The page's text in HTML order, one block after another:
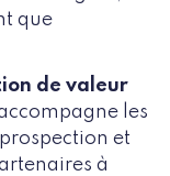
que
de valeur
les
et
à